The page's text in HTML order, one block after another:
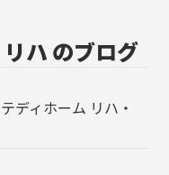
ハ のブログ
ディホーム リハ・